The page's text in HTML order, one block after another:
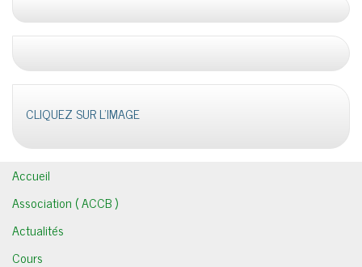
CLIQUEZ SUR L'IMAGE
Accueil
Association ( ACCB )
Actualités
Cours